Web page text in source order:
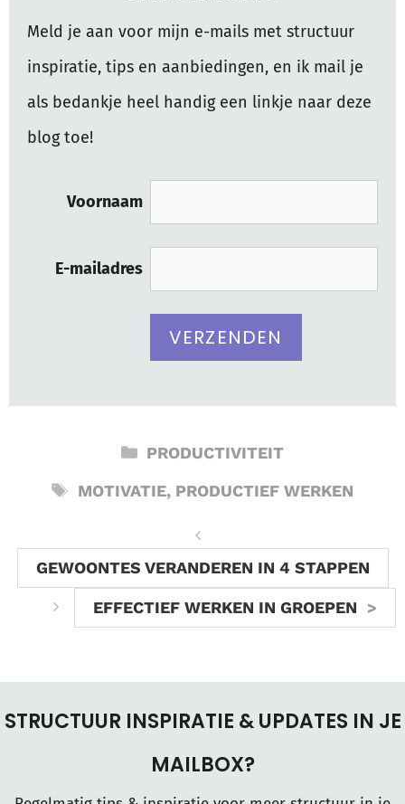
Meld je aan voor mijn e-mails met structuur
inspiratie, tips en aanbiedingen, en ik mail je
als bedankje heel handig een linkje naar deze
blog toe!
Voornaam
E-mailadres
CATEGORIEËN
PRODUCTIVITEIT
TAGS
MOTIVATIE, PRODUCTIEF WERKEN
GEWOONTES VERANDEREN IN 4 STAPPEN
EFFECTIEF WERKEN IN GROEPEN
STRUCTUUR INSPIRATIE & UPDATES IN JE
MAILBOX?